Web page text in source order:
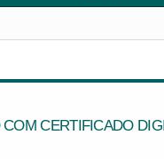
CERTIFICADO